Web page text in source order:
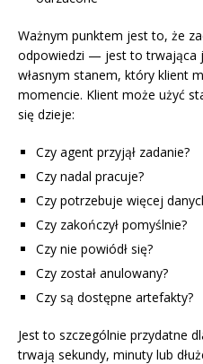
Ważnym punktem jest to, że
odpowiedzi — jest to trwająca
własnym stanem, który klient
momencie. Klient może użyć
się dzieje:
Czy agent przyjął zadanie?
Czy nadal pracuje?
Czy potrzebuje więcej
Czy zakończył pomyślnie?
Czy nie powiódł się?
Czy został anulowany?
Czy są dostępne artefakty?
Jest to szczególnie przydatne
trwają sekundy, minuty lub